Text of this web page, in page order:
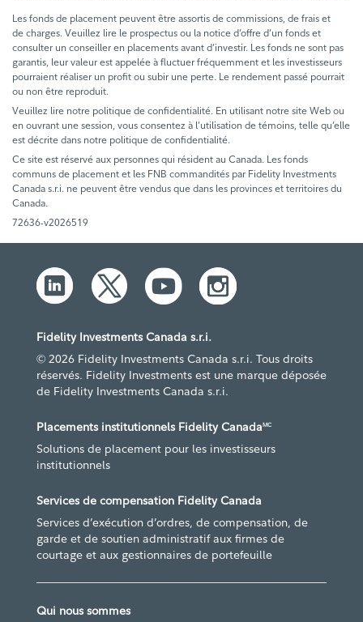
Les fonds de placement peuvent être assortis de commissions, de frais et
de charges. Veuillez lire le prospectus ou la notice d’offre d’un fonds et
consulter un conseiller en placements avant d’investir. Les fonds ne sont pas
garantis, leur valeur est appelée à fluctuer fréquemment et les investisseurs
pourraient réaliser un profit ou subir une perte. Le rendement passé pourrait
ou non être reproduit.
Veuillez lire notre politique de confidentialité. En utilisant notre site Web ou
en ouvrant une session, vous consentez à l’utilisation de témoins, telle qu’elle
est décrite dans notre politique de confidentialité.
Ce site est réservé aux personnes qui résident au Canada. Les fonds
communs de placement et les FNB commandités par Fidelity Investments
Canada s.r.i. ne peuvent être vendus que dans les provinces et territoires du
Canada.
72636-v2026519
Fidelity Investments Canada s.r.i.
© 2026 Fidelity Investments Canada s.r.i. Tous droits
réservés. Fidelity Investments est une marque déposée
de Fidelity Investments Canada s.r.i.
Placements institutionnels Fidelity CanadaMC
Solutions de placement pour les investisseurs
institutionnels
Services de compensation Fidelity Canada
Services d’exécution d’ordres, de compensation, de
garde et de soutien administratif aux firmes de
courtage et aux gestionnaires de portefeuille
Qui nous sommes